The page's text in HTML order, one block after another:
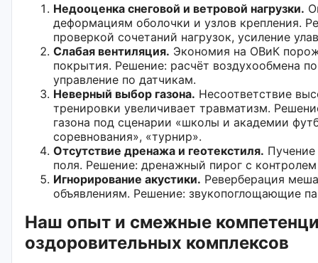
Недооценка снеговой и ветровой нагрузки.
деформациям оболочки и узлов крепления.
проверкой сочетаний нагрузок, усиление
Слабая вентиляция. Экономия на ОВиК
покрытия. Решение: расчёт воздухообмена
управление по датчикам.
Неверный выбор газона. Несоответствие
тренировки увеличивает травматизм.
газона под сценарии «школы и академии
соревнования», «турнир».
Отсутствие дренажа и геотекстиля.
поля. Решение: дренажный пирог с
Игнорирование акустики. Реверберация
объявлениям. Решение: звукопоглощающие
Наш опыт и смежные
оздоровительных комплексов